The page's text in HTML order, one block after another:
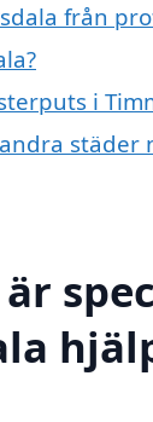
från
i
städer